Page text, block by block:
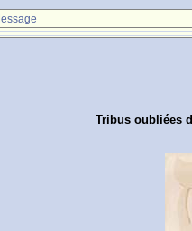
Tribus oubliées